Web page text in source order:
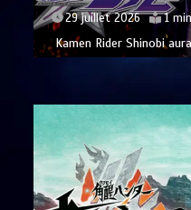
29 juillet 2026 1
Kamen Rider Shinobi